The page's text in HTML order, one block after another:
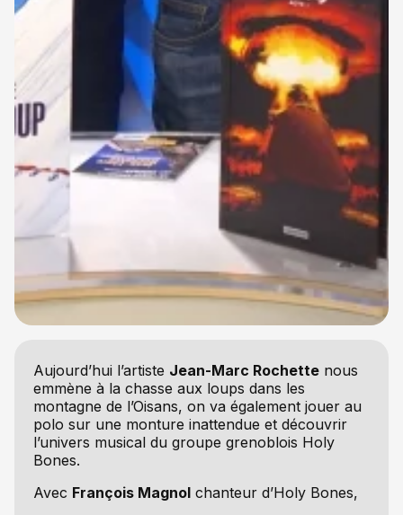
Aujourd’hui l’artiste Jean-Marc Rochettenous
emmène à la chasse aux loups dans les
montagne de l’Oisans, on va également jouer au
polo sur une monture inattendue et découvrir
l’univers musical du groupe grenoblois Holy
Bones.
Avec François Magnolchanteur d’Holy Bones,